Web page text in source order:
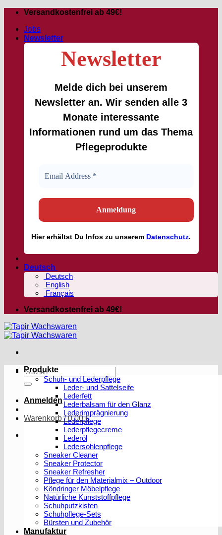
Zum
springen
Versandkostenfrei ab 49€!
Jobs
Newsletter
Newsletter
Melde dich bei unserem
Newsletter an. Wir senden alle 3
Monate interessante
Informationen rund um das Thema
Pflegeprodukte
Hiererhältst Du Infos zu unserem Datenschutz.
Deutsch
Deutsch
English
Français
Versandkostenfrei ab 49€!
Suchen
nach:
Anmelden
Warenkorb /0,00€
Produkte
Schuh- und Lederpflege
Leder- und Sattelseife
Lederfett
Lederbalsam für den Glanz
Lederimprägnierung
Lederpflege
Lederpflegecreme
Lederöl
Ledersohlenpflege
Sneaker Cleaner
Sneaker Protector
Sneaker Refresher
Pflege für den Materialmix – Outdoor
Köndringer Möbelpflege
Natürliche Kunststoffpflege
Schuhputzkisten
Schuhpflege-Sets
Bürsten und Zubehör
Manufaktur